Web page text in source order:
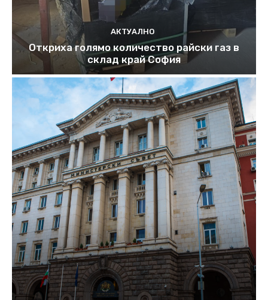
АКТУАЛНО
Откриха голямо количество райски газ в
склад край София